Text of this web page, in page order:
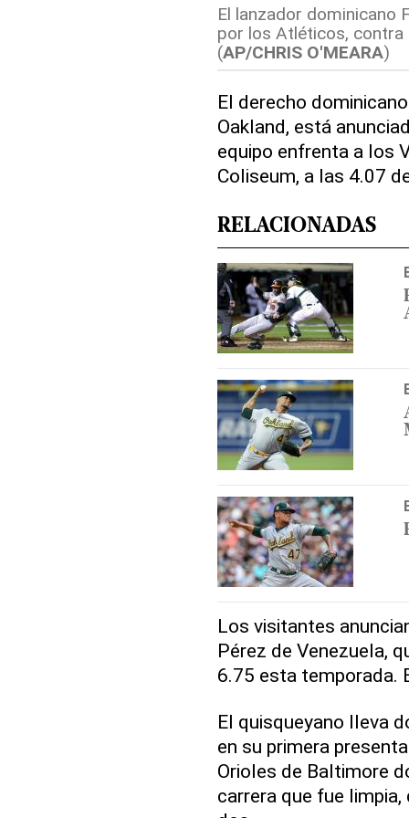
El lanzador dominicano
por los Atléticos, contra
(AP/CHRIS O'MEARA)
El derecho
Oakland, está
equipo enfrenta a los
Coliseum, a las 4.07
RELACIONADAS
Los visitantes
Pérez de Venezuela,
6.75 esta temporada.
El quisqueyano lleva
en su primera
Orioles de Baltimore
carrera que fue